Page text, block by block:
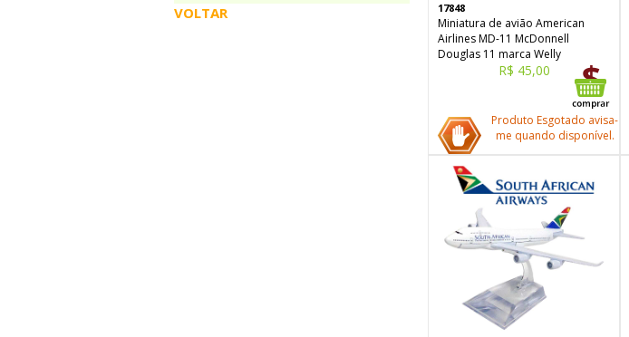
VOLTAR
17848
Miniatura de avião American
Airlines MD-11 McDonnell
Douglas 11 marca Welly
R$ 45,00
Produto Esgotado avisa-
me quando disponível.